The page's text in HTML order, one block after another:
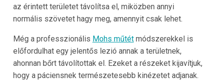
az érintett területet távolítsa el, miközben annyi
normális szövetet hagy meg, amennyit csak lehet.
Még a professzionális Mohs műtétmódszerekkel is
előfordulhat egy jelentős lezió annak a területnek,
ahonnan bőrt távolítottak el. Ezeket a részeket kijavítjuk,
hogy a páciensnek természetesebb kinézetet adjanak.